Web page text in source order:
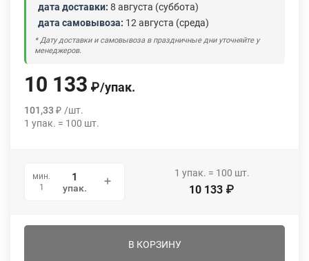
дата доставки: 8 августа (суббота)
дата самовывоза: 12 августа (среда)
* Дату доставки и самовывоза в праздничные дни уточняйте у
менеджеров.
10 133 ₽/упак.
101,33 ₽ /шт.
1 упак. = 100 шт.
мин.
1
упак.
1 упак. = 100 шт.
10 133 ₽
В КОРЗИНУ